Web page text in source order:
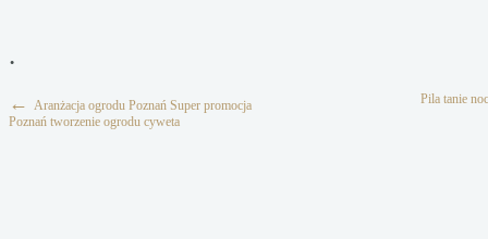
.
← Aranżacja ogrodu Poznań Super promocja
Poznań tworzenie ogrodu cyweta
Pila tanie